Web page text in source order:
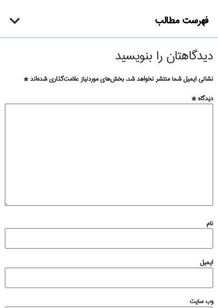
فهرست مطالب
دیدگاهتان را بنویسید
نشانی ایمیل شما منتشر نخواهد شد. بخش‌های موردنیاز علامت‌گذاری شده‌اند*
دیدگاه*
نام
ایمیل
وب‌ سایت